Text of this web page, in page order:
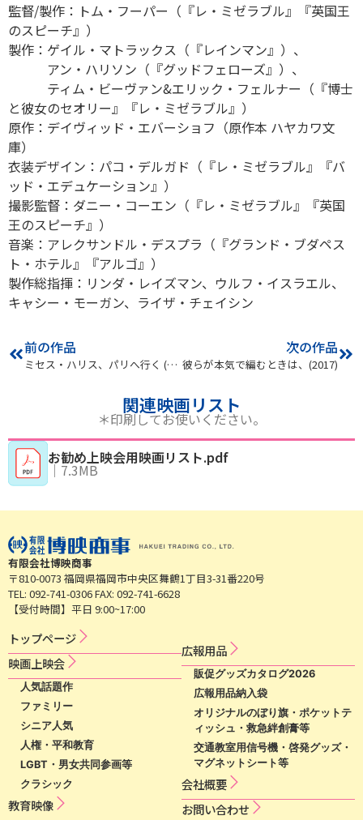
監督/製作：トム・フーパー（『レ・ミゼラブル』『英国王
のスピーチ』）
製作：ゲイル・マトラックス（『レインマン』）、
アン・ハリソン（『グッドフェローズ』）、
ティム・ビーヴァン&エリック・フェルナー（『博士
と彼女のセオリー』『レ・ミゼラブル』）
原作：デイヴィッド・エバーショフ（原作本 ハヤカワ文
庫）
衣装デザイン：パコ・デルガド（『レ・ミゼラブル』『バ
ッド・エデュケーション』）
撮影監督：ダニー・コーエン（『レ・ミゼラブル』『英国
王のスピーチ』）
音楽：アレクサンドル・デスプラ（『グランド・ブダペス
ト・ホテル』『アルゴ』）
製作総指揮：リンダ・レイズマン、ウルフ・イスラエル、
キャシー・モーガン、ライザ・チェイシン
前の作品
ミセス・ハリス、パリへ行く (2022)
次の作品
彼らが本気で編むときは、(2017)
関連映画リスト
＊印刷してお使いください。
お勧め上映会用映画リスト.pdf
｜ 7.3MB
有限会社博映商事
〒810-0073 福岡県福岡市中央区舞鶴1丁目3-31番220号
TEL: 092-741-0306 FAX: 092-741-6628
【受付時間】平日 9:00~17:00
トップページ
映​画​上​映​会​​
人気話題作
ファミリー
シニア人気
人権・平和教育
LGBT・男女共同参画等
クラシック
教育映像
広​報​用​品​
販促グッズカタログ2026
広報用品納入袋
オリジナルのぼり旗・ポケットテ
ィッシュ・救急絆創膏等
交通教室用信号機・啓発グッズ・
マグネットシート等
会社概要
お問い合わせ